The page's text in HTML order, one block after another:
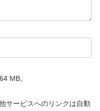
MB。
サービスへのリンクは自動